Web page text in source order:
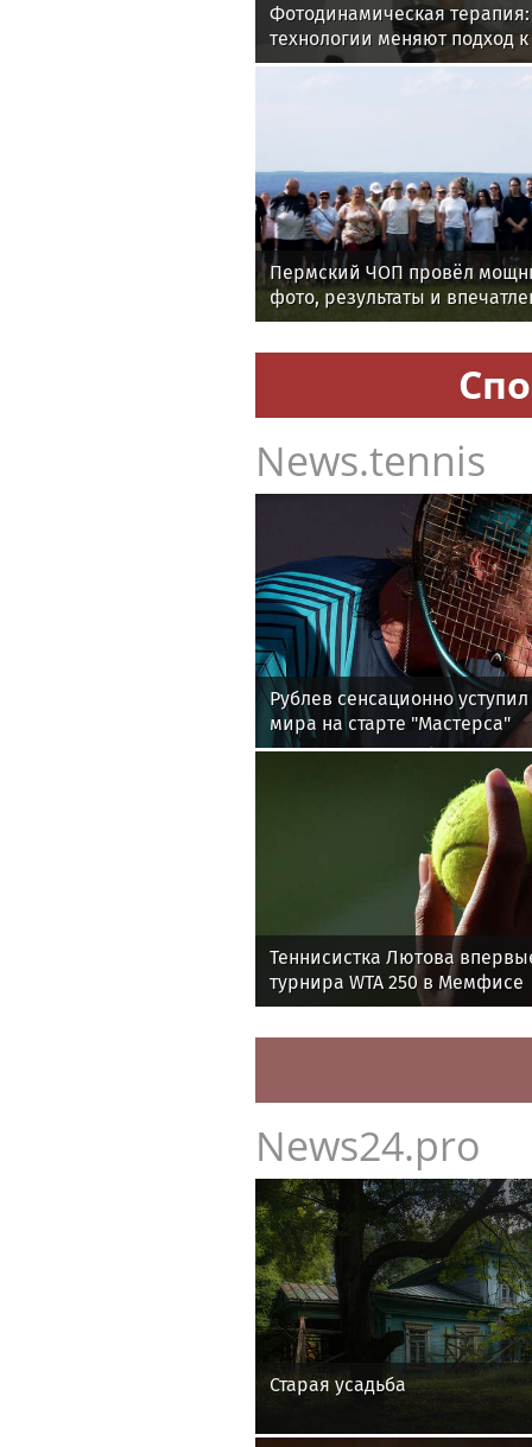
Фотодинамическая
технологии меняют подход
онкологии
Пермский ЧОП провёл
фото, результаты и
мероприятия
News.tennis
Рублев сенсационно
мира на старте "Мастерса"
Теннисистка Лютова
турнира WTA 250 в Мемфисе
News24.pro
Старая усадьба